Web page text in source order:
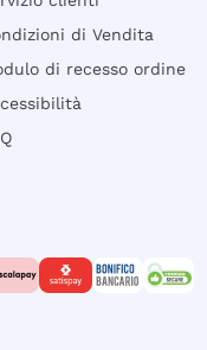
di Vendita
di recesso ordine